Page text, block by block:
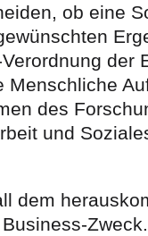
ob eine
Menschliche
des
und
dem